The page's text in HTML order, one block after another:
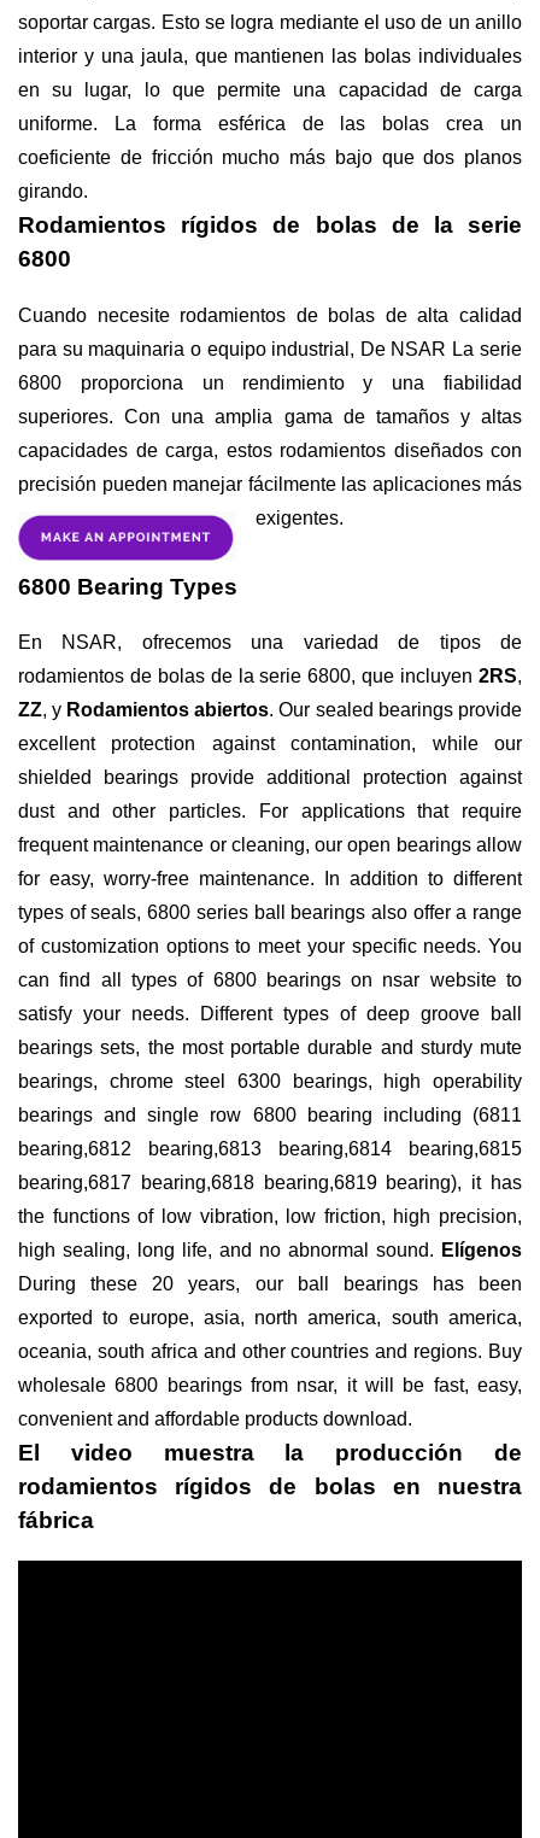
soportar cargas. Esto se logra mediante el uso de un anillo
interior y una jaula, que mantienen las bolas individuales
en su lugar, lo que permite una capacidad de carga
uniforme. La forma esférica de las bolas crea un
coeficiente de fricción mucho más bajo que dos planos
girando.
Rodamientos rígidos de bolas de la serie
6800
Cuando necesite rodamientos de bolas de alta calidad
para su maquinaria o equipo industrial, De NSAR La serie
6800 proporciona un rendimiento y una fiabilidad
superiores. Con una amplia gama de tamaños y altas
capacidades de carga, estos rodamientos diseñados con
precisión pueden manejar fácilmente las aplicaciones más
exigentes.
6800 Bearing Types
En NSAR, ofrecemos una variedad de tipos de
rodamientos de bolas de la serie 6800, que incluyen 2RS,
ZZ, y Rodamientos abiertos. Our sealed bearings provide
excellent protection against contamination, while our
shielded bearings provide additional protection against
dust and other particles. For applications that require
frequent maintenance or cleaning, our open bearings allow
for easy, worry-free maintenance. In addition to different
types of seals, 6800 series ball bearings also offer a range
of customization options to meet your specific needs. You
can find all types of 6800 bearings on nsar website to
satisfy your needs. Different types of deep groove ball
bearings sets, the most portable durable and sturdy mute
bearings, chrome steel 6300 bearings, high operability
bearings and single row 6800 bearing including (6811
bearing,6812 bearing,6813 bearing,6814 bearing,6815
bearing,6817 bearing,6818 bearing,6819 bearing), it has
the functions of low vibration, low friction, high precision,
high sealing, long life, and no abnormal sound. Elígenos
During these 20 years, our ball bearings has been
exported to europe, asia, north america, south america,
oceania, south africa and other countries and regions. Buy
wholesale 6800 bearings from nsar, it will be fast, easy,
convenient and affordable products download.
El video muestra la producción de
rodamientos rígidos de bolas en nuestra
fábrica